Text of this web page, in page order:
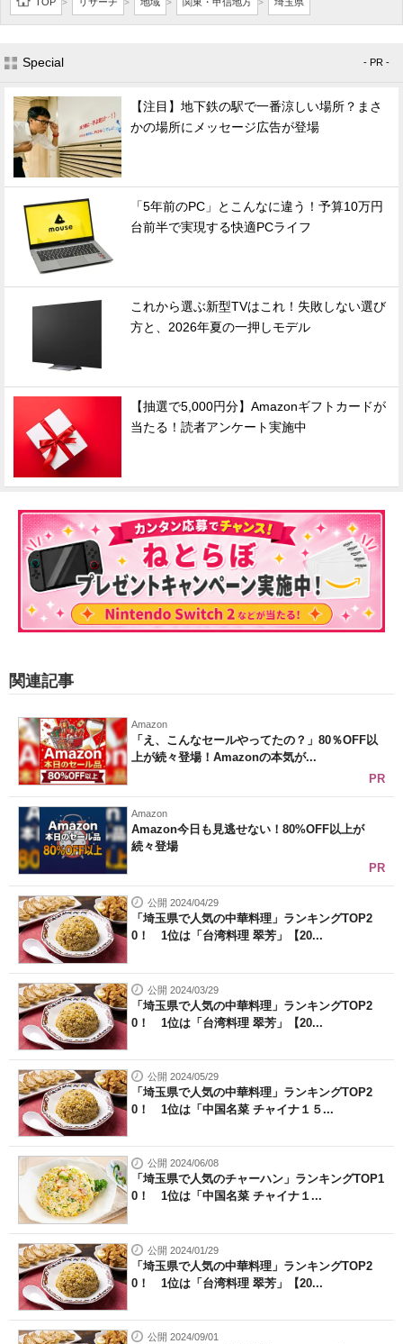
> > > >
Special - PR -
【注目】地下鉄の駅で一番涼しい場所？まさ
かの場所にメッセージ広告が登場
「5年前のPC」とこんなに違う！予算10万円
台前半で実現する快適PCライフ
これから選ぶ新型TVはこれ！失敗しない選び
方と、2026年夏の一押しモデル
【抽選で5,000円分】Amazonギフトカードが
当たる！読者アンケート実施中
関連記事
Amazon
「え、こんなセールやってたの？」80％OFF以
上が続々登場！Amazonの本気が...
PR
Amazon
Amazon今日も見逃せない！80%OFF以上が
続々登場
PR
公開 2024/04/29
「埼玉県で人気の中華料理」ランキングTOP2
0！ 1位は「台湾料理 翠芳」【20...
公開 2024/03/29
「埼玉県で人気の中華料理」ランキングTOP2
0！ 1位は「台湾料理 翠芳」【20...
公開 2024/05/29
「埼玉県で人気の中華料理」ランキングTOP2
0！ 1位は「中国名菜 チャイナ１５...
公開 2024/06/08
「埼玉県で人気のチャーハン」ランキングTOP1
0！ 1位は「中国名菜 チャイナ１...
公開 2024/01/29
「埼玉県で人気の中華料理」ランキングTOP2
0！ 1位は「台湾料理 翠芳」【20...
公開 2024/09/01